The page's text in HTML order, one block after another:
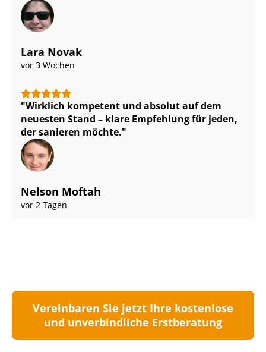
Lara Novak
vor 3 Wochen
Wirklich kompetent und absolut auf dem
neuesten Stand – klare Empfehlung für jeden,
der sanieren möchte.
Nelson Moftah
vor 2 Tagen
Vereinbaren Sie jetzt Ihre kostenlose
und unverbindliche Erstberatung